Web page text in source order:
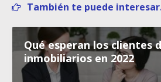
También te puede
Qué esperan los clientes
inmobiliarios en 2022